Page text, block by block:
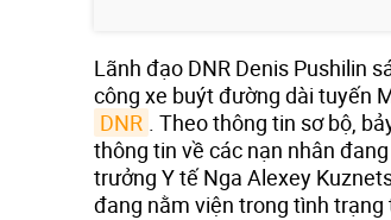
Lãnh đạo DNR Denis Pushilin
công xe buýt đường dài tuyến
DNR . Theo thông tin sơ bộ,
thông tin về các nạn nhân
trưởng Y tế Nga Alexey
đang nằm viện trong tình trạng